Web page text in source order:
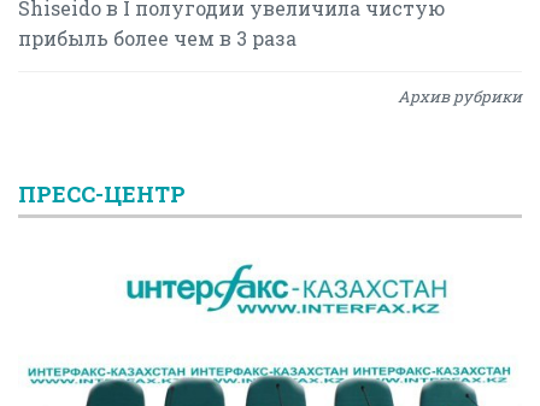
Shiseido в I полугодии увеличила чистую
прибыль более чем в 3 раза
Архив рубрики
ПРЕСС-ЦЕНТР